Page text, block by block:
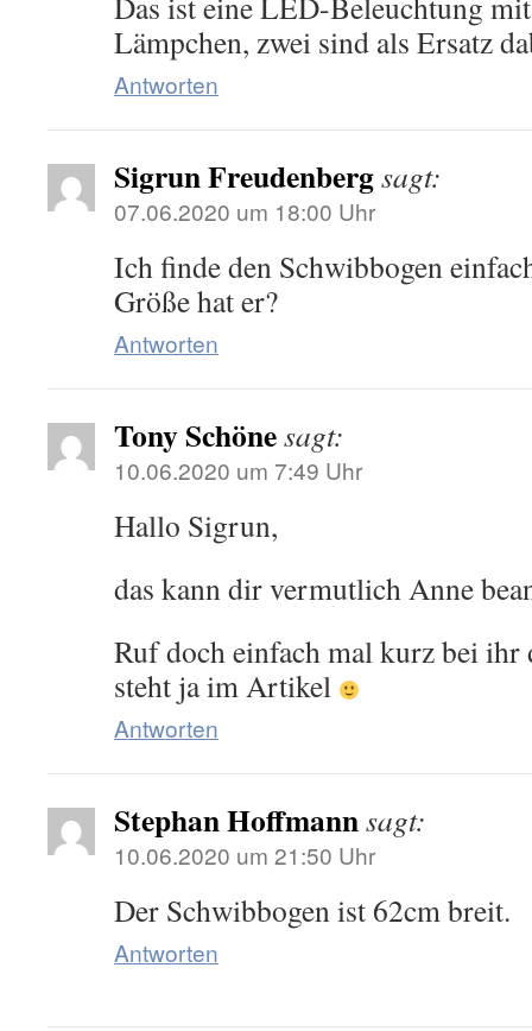
Lämpchen, zwei sind als Ersatz
Antworten
Sigrun Freudenbergsagt:
07.06.2020 um 18:00 Uhr
Ich finde den Schwibbogen
Größe hat er?
Antworten
Tony Schönesagt:
10.06.2020 um 7:49 Uhr
Hallo Sigrun,
das kann dir vermutlich Anne
Ruf doch einfach mal kurz bei ihr
steht ja im Artikel
Antworten
Stephan Hoffmannsagt:
10.06.2020 um 21:50 Uhr
Der Schwibbogen ist 62cm breit.
Antworten